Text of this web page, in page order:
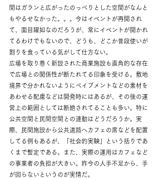
間はガランと広がったのっぺりとした空間がなんと
もやるせなかった。。。今はイベントが再開され
て、面目躍如なのだろうが、常にイベントが開かれ
てるわけでもないので、どうも、どこか普段使いが
割りを食っている気がして仕方ない。
広場を取り巻く新設された商業施設も直角的な存在
で広場との関係性が断たれてる印象を受ける。敷地
境界で分かれないようにペイブメントなどの素材を
あわせる配慮などは開発時にはあるが、その後の運
営上の範囲としては断絶されてることも多い。特に
公共空間と民間空間との連動はどうだろうか。実
際、民間施設から公共道路へカフェの席などを配置
してる例もあるが、「社会的実験」という括りであ
くまで暫定である。また、実際の運用はカフェなど
の事業者の負担が大きい。昨今の人手不足から、手
が回らないというのが実情だ。